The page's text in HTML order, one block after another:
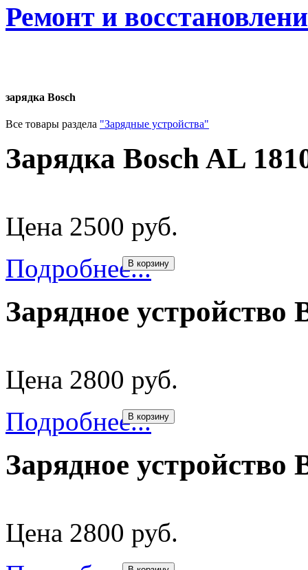
Ремонт и
зарядка Bosch
Все товары раздела "Зарядные устройства"
Зарядка Bosch AL
Цена 2500 руб.
Подробнее...
В корзину
Зарядное устройство
Цена 2800 руб.
Подробнее...
В корзину
Зарядное устройство
Цена 2800 руб.